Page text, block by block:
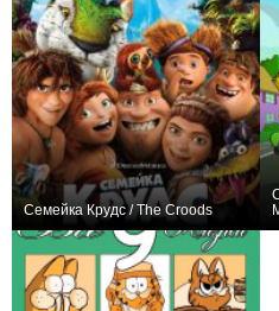
Семейка Крудс / The Croods